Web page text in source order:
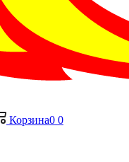
Корзина0 0